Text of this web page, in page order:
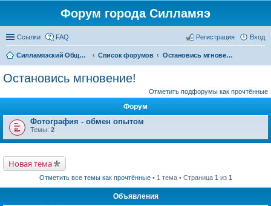
Форум города Силламяэ
Ссылки FAQ Вход
Регистрация
Силламяэский Общественный Новостной портал Список форумов Остановись мгновение!
Остановись мгновение!
Отметить подфорумы как прочтённые
Форум
Фотография - обмен опытом
Темы: 2
Новая тема
Отметить все темы как прочтённые• 1 тема • Страница 1 из 1
Объявления